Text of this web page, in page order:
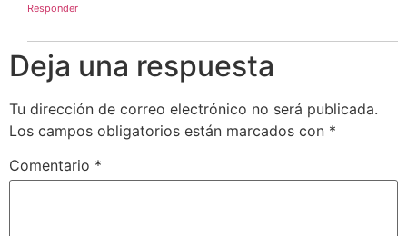
Responder
Deja una respuesta
Tu dirección de correo electrónico no será publicada.
Los campos obligatorios están marcados con *
Comentario *